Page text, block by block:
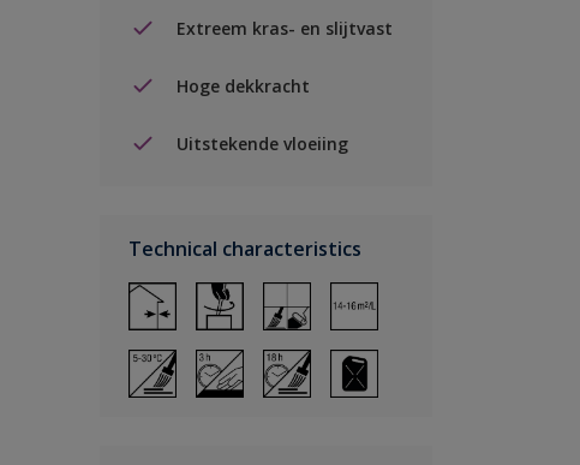
Extreem kras- en slijtvast
Hoge dekkracht
Uitstekende vloeiing
Technical characteristics